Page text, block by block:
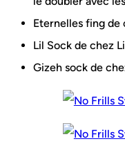
Eternelles fing de
Lil Sock de chez
Gizeh sock de